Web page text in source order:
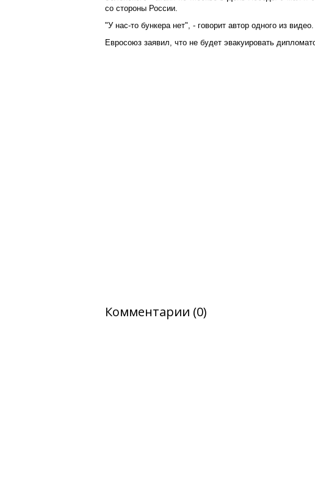
со стороны России.
"У нас-то бункера нет", - говорит автор одного из видео.
Евросоюз заявил, что не будет эвакуировать
Комментарии (0)